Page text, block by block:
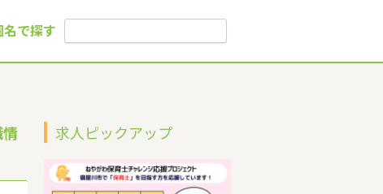
で探す
求人ピックアップ